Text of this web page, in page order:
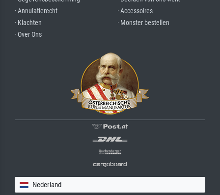
· Annulatierecht
· Klachten
· Over Ons
· Accessoires
· Monster bestellen
Nederland